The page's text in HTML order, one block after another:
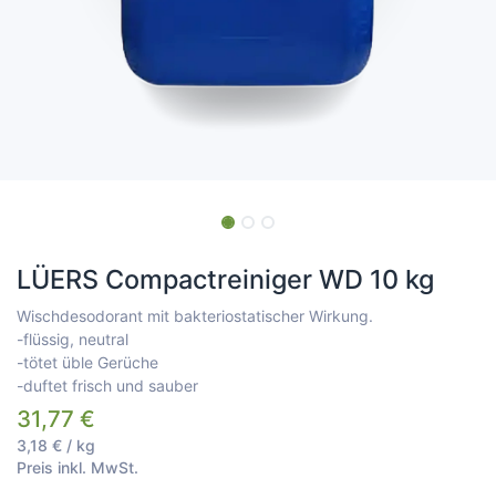
LÜERS Compactreiniger WD 10 kg
Wischdesodorant mit bakteriostatischer Wirkung.
-flüssig, neutral
-tötet üble Gerüche
-duftet frisch und sauber
31,77 €
3,18 € / kg
Preis inkl. MwSt.